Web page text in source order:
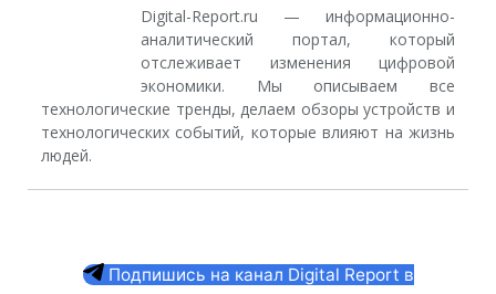
Digital-Report.ru — информационно-
аналитический портал, который
отслеживает изменения цифровой
экономики. Мы описываем все
технологические тренды, делаем обзоры устройств и
технологических событий, которые влияют на жизнь
людей.
Подпишись на канал Digital Report в